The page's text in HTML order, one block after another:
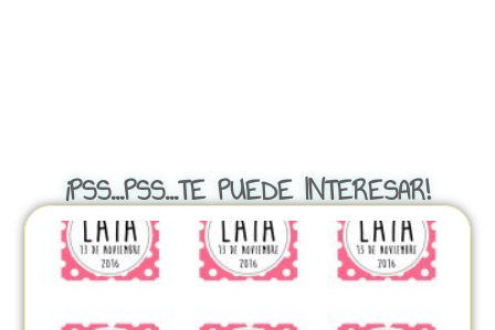
¡PSS...PSS...TE PUEDE INTERESAR!